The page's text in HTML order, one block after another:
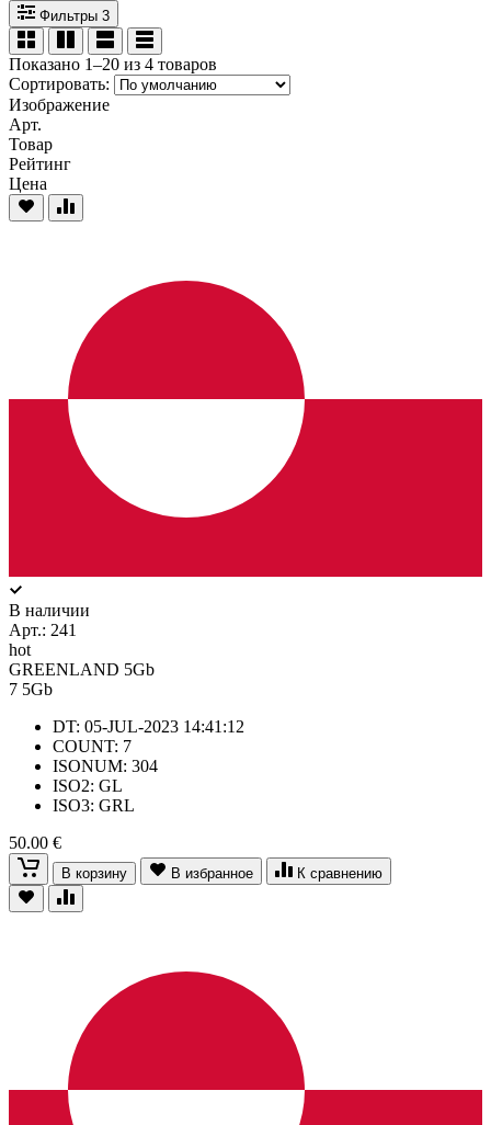
Фильтры 3
Показано 1–20 из 4 товаров
Сортировать:
Изображение
Арт.
Товар
Рейтинг
Цена
В наличии
Арт.: 241
hot
GREENLAND 5Gb
7 5Gb
DT: 05-JUL-2023 14:41:12
COUNT: 7
ISONUM: 304
ISO2: GL
ISO3: GRL
50.00 €
В корзину В избранное К сравнению